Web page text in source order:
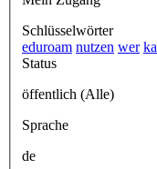
Schlüsselwörter
eduroam nutzen wer
Status
öffentlich (Alle)
Sprache
de